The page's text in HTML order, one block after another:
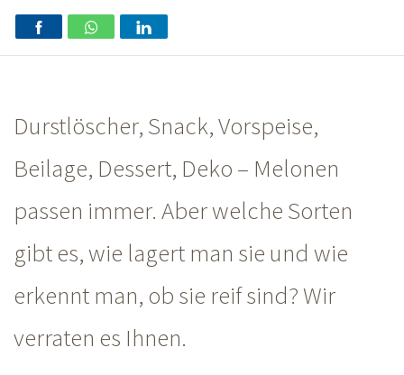
Durstlöscher, Snack, Vorspeise,
Beilage, Dessert, Deko – Melonen
passen immer. Aber welche Sorten
gibt es, wie lagert man sie und wie
erkennt man, ob sie reif sind? Wir
verraten es Ihnen.